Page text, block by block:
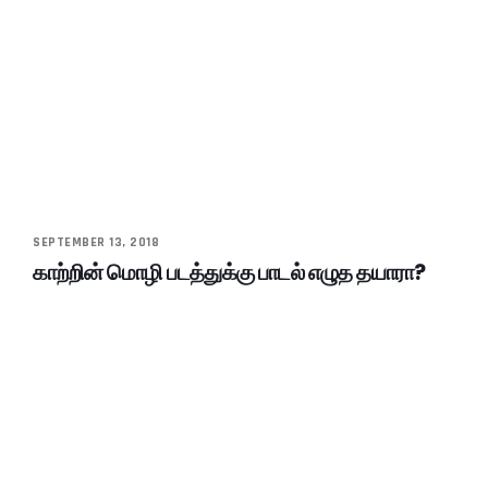
SEPTEMBER 13, 2018
காற்றின் மொழி படத்துக்கு பாடல் எழுத தயாரா?